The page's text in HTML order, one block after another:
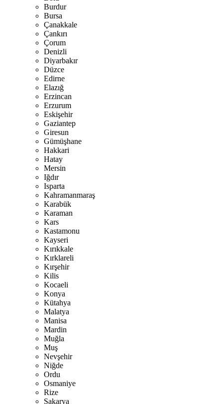
Burdur
Bursa
Çanakkale
Çankırı
Çorum
Denizli
Diyarbakır
Düzce
Edirne
Elazığ
Erzincan
Erzurum
Eskişehir
Gaziantep
Giresun
Gümüşhane
Hakkari
Hatay
Mersin
Iğdır
Isparta
Kahramanmaraş
Karabük
Karaman
Kars
Kastamonu
Kayseri
Kırıkkale
Kırklareli
Kırşehir
Kilis
Kocaeli
Konya
Kütahya
Malatya
Manisa
Mardin
Muğla
Muş
Nevşehir
Niğde
Ordu
Osmaniye
Rize
Sakarya